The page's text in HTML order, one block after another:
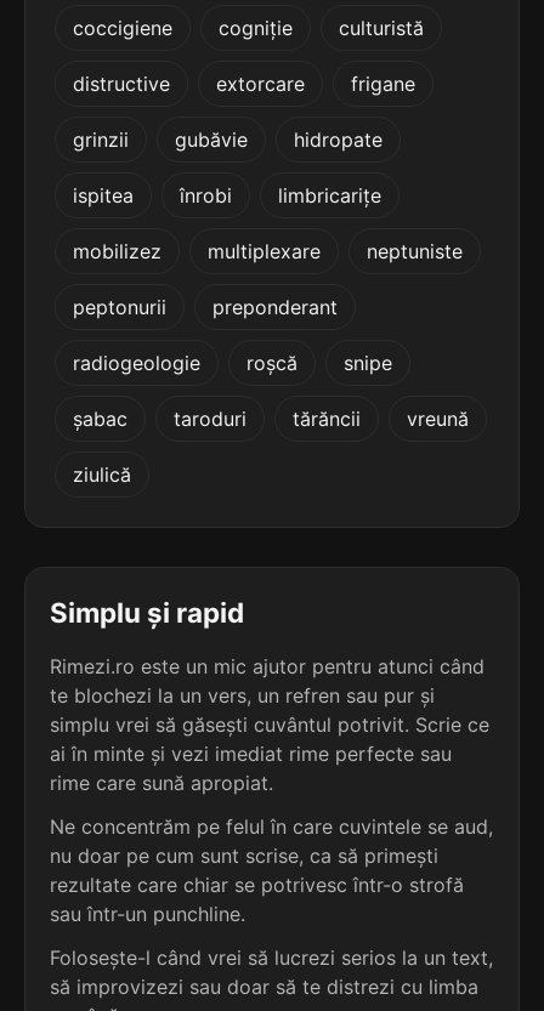
divulgarea
instigarea
irigarea
terminație: garea
5
propagarea
5
segregarea
5
4 sil.
terminație: garea
terminație: garea
dragarea
5
terminație: garea
coccigiene cogniție culturistă
distructive extorcare frigane
grinzii gubăvie hidropate
ispitea înrobi limbricarițe
mobilizez multiplexare neptuniste
peptonurii preponderant
radiogeologie roșcă snipe
șabac taroduri tărăncii vreună
ziulică
Simplu și rapid
Rimezi.ro este un mic ajutor pentru atunci când
te blochezi la un vers, un refren sau pur și
simplu vrei să găsești cuvântul potrivit. Scrie ce
ai în minte și vezi imediat rime perfecte sau
rime care sună apropiat.
Ne concentrăm pe felul în care cuvintele se aud,
nu doar pe cum sunt scrise, ca să primești
rezultate care chiar se potrivesc într-o strofă
sau într-un punchline.
Folosește-l când vrei să lucrezi serios la un text,
să improvizezi sau doar să te distrezi cu limba